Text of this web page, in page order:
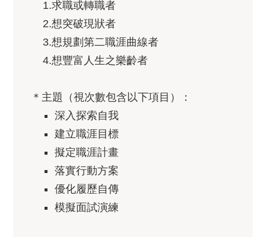
1.求職或轉職者
2.想突破現狀者
3.想規劃第二職涯曲線者
4.想豐富人生之樂齡者
＊主題（視次數包含以下項目）：
深入探索自我
建立職涯目標
擬定職涯計畫
落實行動方案
優化履歷自傳
模擬面試演練